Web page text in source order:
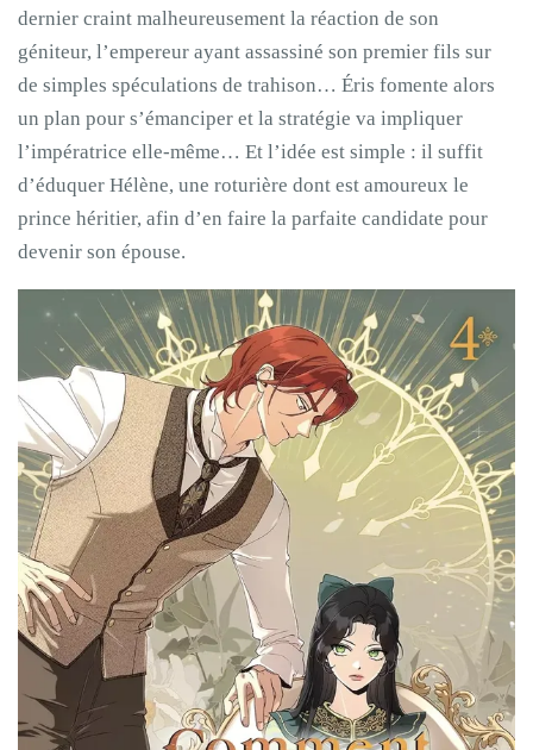
dernier craint malheureusement la réaction de son
géniteur, l’empereur ayant assassiné son premier fils sur
de simples spéculations de trahison… Éris fomente alors
un plan pour s’émanciper et la stratégie va impliquer
l’impératrice elle-même… Et l’idée est simple : il suffit
d’éduquer Hélène, une roturière dont est amoureux le
prince héritier, afin d’en faire la parfaite candidate pour
devenir son épouse.